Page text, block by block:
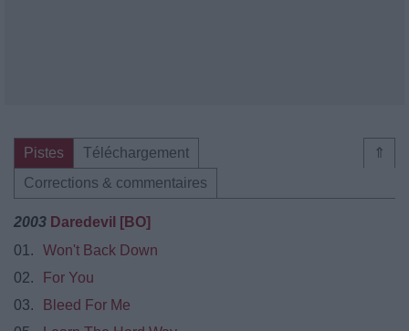
⇑
Pistes
Téléchargement
Corrections & commentaires
2003 Daredevil [BO]
01.
Won't Back Down
02.
For You
03.
Bleed For Me